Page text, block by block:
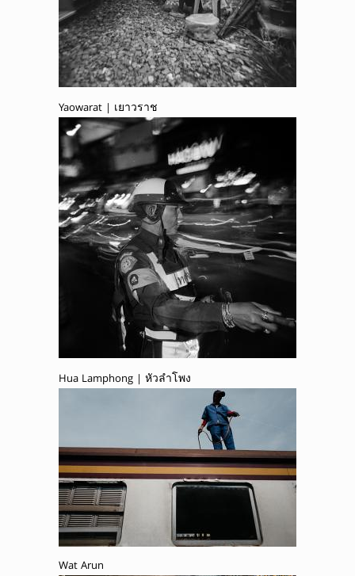
Yaowarat | เยาวราช
Hua Lamphong | หัวลำโพง
Wat Arun